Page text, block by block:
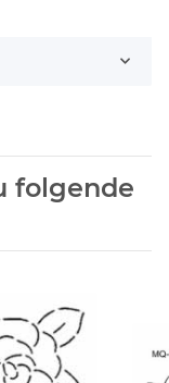
folgende